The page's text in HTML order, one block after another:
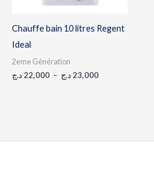
Chauffe bain 10 litres Regent
Ideal
2eme Génération
22,000د.ج – 23,000د.ج